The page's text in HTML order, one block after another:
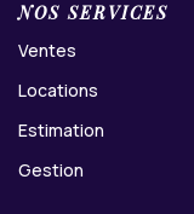
NOS SERVICES
Ventes
Locations
Estimation
Gestion